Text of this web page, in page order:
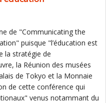
de "Communicating the
puisque "l’éducation est
la stratégie de
la Réunion des musées
de Tokyo et la Monnaie
de cette conférence qui
venus notammant du